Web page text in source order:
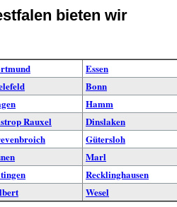
bieten wir
Essen
Bonn
Hamm
Rauxel Dinslaken
Gütersloh
Marl
Recklinghausen
Wesel